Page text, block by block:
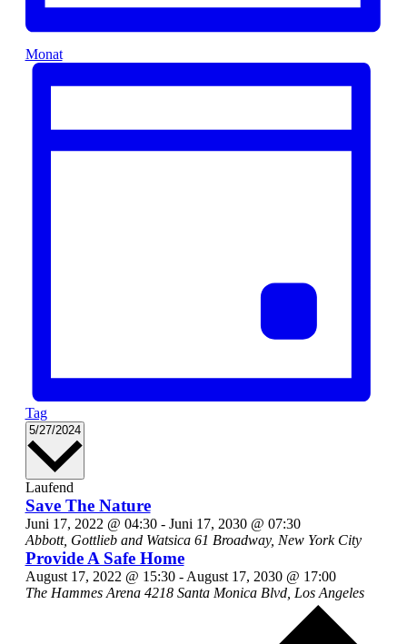
Monat
Tag
5/27/2024 Datum
Laufend
Save The Nature
Juni 17, 2022 @ 04:30- Juni 17, 2030 @ 07:30
Abbott, Gottlieb and Watsica 61 Broadway, New York City
Provide A Safe Home
August 17, 2022 @ 15:30-August 17, 2030 @ 17:00
The Hammes Arena 4218 Santa Monica Blvd, Los Angeles